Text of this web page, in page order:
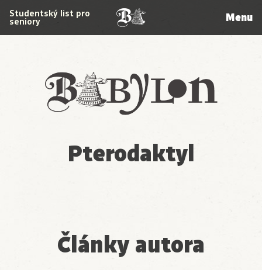
Babylon
Studentský list pro
seniory Menu
Pterodaktyl
Články autora